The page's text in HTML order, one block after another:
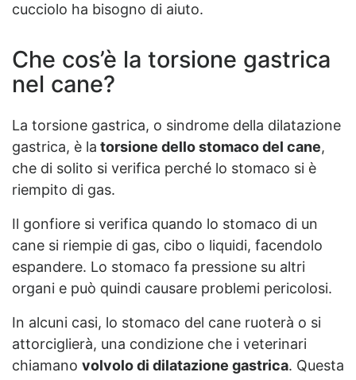
cucciolo ha bisogno di aiuto.
Che cos’è la torsione gastrica
nel cane?
La torsione gastrica, o sindrome della dilatazione
gastrica, è la torsione dello stomaco del cane,
che di solito si verifica perché lo stomaco si è
riempito di gas.
Il gonfiore si verifica quando lo stomaco di un
cane si riempie di gas, cibo o liquidi, facendolo
espandere. Lo stomaco fa pressione su altri
organi e può quindi causare problemi pericolosi.
In alcuni casi, lo stomaco del cane ruoterà o si
attorciglierà, una condizione che i veterinari
chiamano volvolo di dilatazione gastrica. Questa